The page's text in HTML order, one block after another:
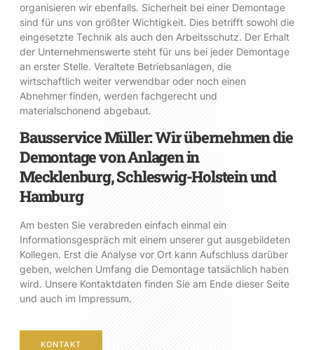
organisieren wir ebenfalls. Sicherheit bei einer Demontage
sind für uns von größter Wichtigkeit. Dies betrifft sowohl die
eingesetzte Technik als auch den Arbeitsschutz. Der Erhalt
der Unternehmenswerte steht für uns bei jeder Demontage
an erster Stelle. Veraltete Betriebsanlagen, die
wirtschaftlich weiter verwendbar oder noch einen
Abnehmer finden, werden fachgerecht und
materialschonend abgebaut.
Bausservice Müller: Wir übernehmen die
Demontage von Anlagen in
Mecklenburg, Schleswig-Holstein und
Hamburg
Am besten Sie verabreden einfach einmal ein
Informationsgespräch mit einem unserer gut ausgebildeten
Kollegen. Erst die Analyse vor Ort kann Aufschluss darüber
geben, welchen Umfang die Demontage tatsächlich haben
wird. Unsere Kontaktdaten finden Sie am Ende dieser Seite
und auch im Impressum.
KONTAKT